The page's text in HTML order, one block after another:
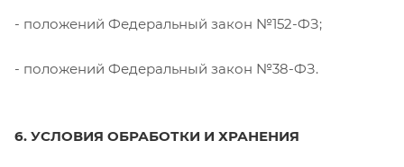
- положений Федеральный закон №152-ФЗ;
- положений Федеральный закон №38-ФЗ.
6. УСЛОВИЯ ОБРАБОТКИ И ХРАНЕНИЯ